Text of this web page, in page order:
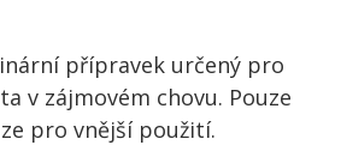
přípravek určený pro
v zájmovém chovu. Pouze
pro vnější použití.